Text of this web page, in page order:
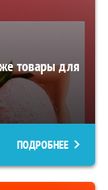
товары для
ПОДРОБНЕЕ